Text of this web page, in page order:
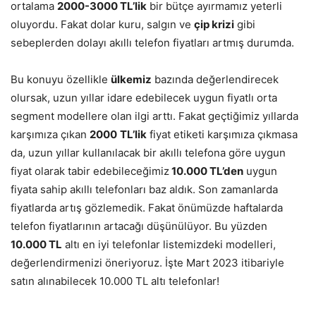
ortalama 2000-3000 TL’lik bir bütçe ayırmamız yeterli
oluyordu. Fakat dolar kuru, salgın ve çip krizi gibi
sebeplerden dolayı akıllı telefon fiyatları artmış durumda.
Bu konuyu özellikle ülkemiz bazında değerlendirecek
olursak, uzun yıllar idare edebilecek uygun fiyatlı orta
segment modellere olan ilgi arttı. Fakat geçtiğimiz yıllarda
karşımıza çıkan 2000 TL’lik fiyat etiketi karşımıza çıkmasa
da, uzun yıllar kullanılacak bir akıllı telefona göre uygun
fiyat olarak tabir edebileceğimiz10.000 TL’den uygun
fiyata sahip akıllı telefonları baz aldık. Son zamanlarda
fiyatlarda artış gözlemedik. Fakat önümüzde haftalarda
telefon fiyatlarının artacağı düşünülüyor. Bu yüzden
10.000 TL altı en iyi telefonlar listemizdeki modelleri,
değerlendirmenizi öneriyoruz. İşte Mart 2023 itibariyle
satın alınabilecek 10.000 TL altı telefonlar!